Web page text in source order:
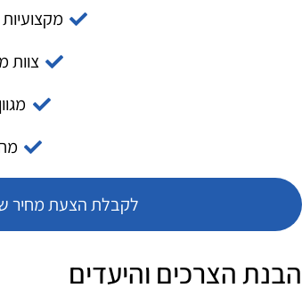
מקצועיות
צוות
לקבלת הצעת מחיר
הבנת הצרכים והיעדים